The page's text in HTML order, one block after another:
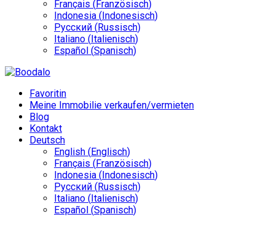
Français (Französisch)
Indonesia (Indonesisch)
Русский (Russisch)
Italiano (Italienisch)
Español (Spanisch)
Favoritin
Meine Immobilie verkaufen/vermieten
Blog
Kontakt
Deutsch
English (Englisch)
Français (Französisch)
Indonesia (Indonesisch)
Русский (Russisch)
Italiano (Italienisch)
Español (Spanisch)